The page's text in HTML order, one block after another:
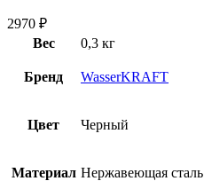
2970 ₽
Вес
0,3 кг
Бренд WasserKRAFT
Цвет Черный
Материал Нержавеющая сталь